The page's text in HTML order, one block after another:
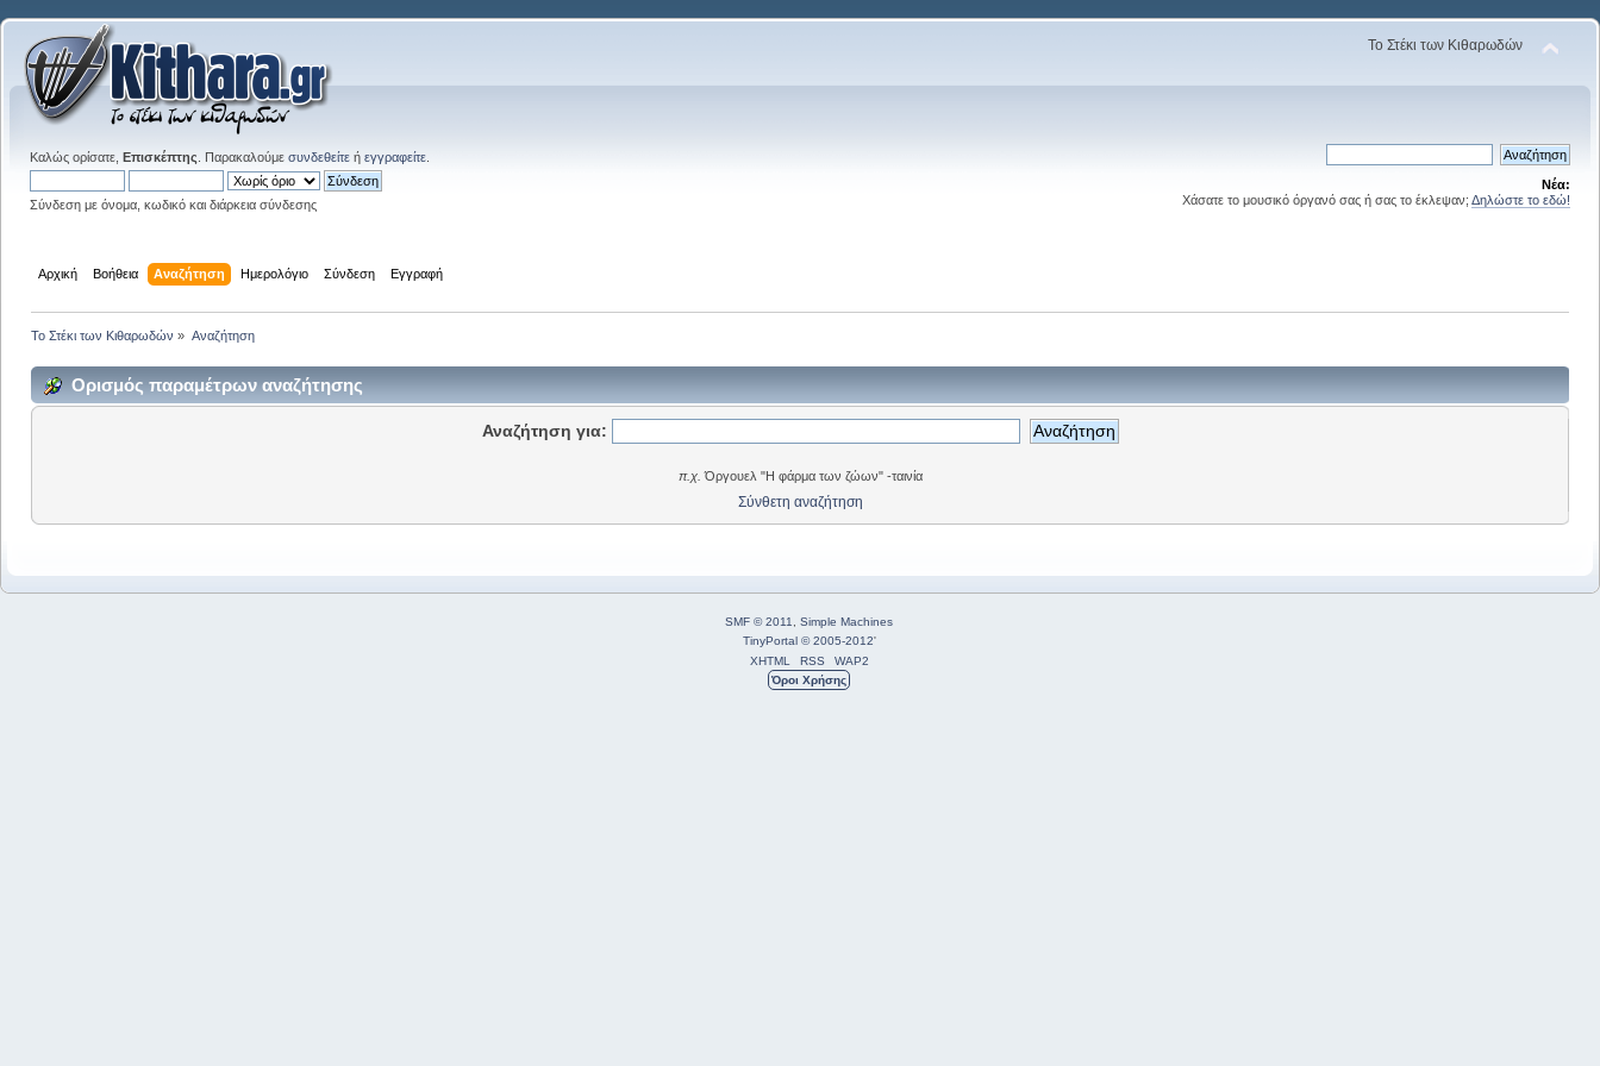
Το Στέκι των Κιθαρωδών
Καλώς ορίσατε, Επισκέπτης . Παρακαλούμε συνδεθείτε ή εγγραφείτε
Σύνδεση με όνομα, κωδικό και διάρκεια σύνδεσης
Νέα:
Χάσατε το μουσικό όργανό σας ή σας το έκλεψαν; Δηλώστε το εδώ!
Αρχική Βοήθεια Αναζήτηση Ημερολόγιο Σύνδεση Εγγραφή
Το Στέκι των Κιθαρωδών » Αναζήτηση
Ορισμός παραμέτρων αναζήτησης
Αναζήτηση για:
π.χ. Όργουελ "Η φάρμα των ζώων" -ταινία
Σύνθετη αναζήτηση
SMF © 2011, Simple Machines
TinyPortal © 2005-2012'
XHTML
RSS
WAP2
Όροι Χρήσης